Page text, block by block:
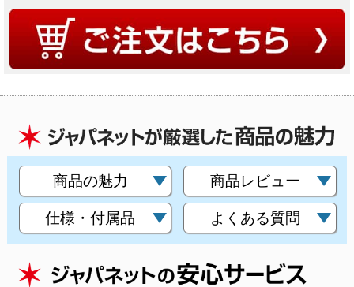
商品の魅力 商品レビュー
仕様・付属品 よくある質問